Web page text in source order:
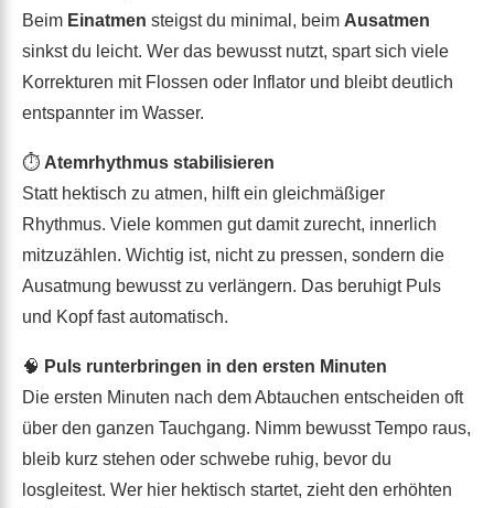
Beim Einatmen steigst du minimal, beim Ausatmen
sinkst du leicht. Wer das bewusst nutzt, spart sich viele
Korrekturen mit Flossen oder Inflator und bleibt deutlich
entspannter im Wasser.
⏱️ Atemrhythmus stabilisieren
Statt hektisch zu atmen, hilft ein gleichmäßiger
Rhythmus. Viele kommen gut damit zurecht, innerlich
mitzuzählen. Wichtig ist, nicht zu pressen, sondern die
Ausatmung bewusst zu verlängern. Das beruhigt Puls
und Kopf fast automatisch.
🧠 Puls runterbringen in den ersten Minuten
Die ersten Minuten nach dem Abtauchen entscheiden oft
über den ganzen Tauchgang. Nimm bewusst Tempo raus,
bleib kurz stehen oder schwebe ruhig, bevor du
losgleitest. Wer hier hektisch startet, zieht den erhöhten